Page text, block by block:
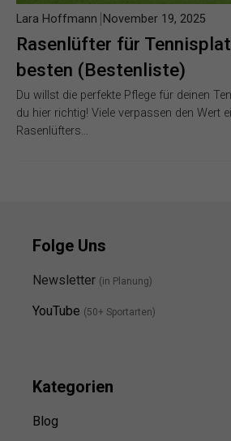
Rasenlüfter für
besten (Bestenliste)
Lara Hoffmann November 19, 2025
Du willst die perfekte Pflege für deinen
du hier richtig! Viele verpassen den Wert
Rasenlüfters…
Folge Uns
Newsletter (in Planung)
YouTube (50+ Sportarten)
Kategorien
Blog